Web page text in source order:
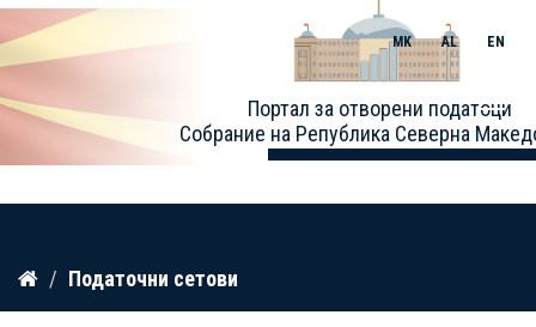
Прескокнете
содржина
Портал за отворени податоци
Собрание на Република Северна
MK AL EN
Toggle
Податочни сетови